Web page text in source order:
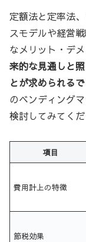
定額法と定率法
スモデルや経営
なメリット・デメ
来的な見通しと
とが求められる
のベンディング
検討してみてくだ
項目
費用計上の特徴
節税効果